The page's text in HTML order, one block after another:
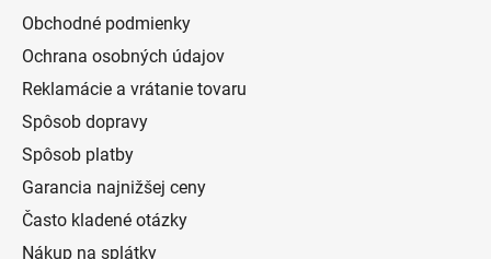
Obchodné podmienky
Ochrana osobných údajov
Reklamácie a vrátanie tovaru
Spôsob dopravy
Spôsob platby
Garancia najnižšej ceny
Často kladené otázky
Nákup na splátky